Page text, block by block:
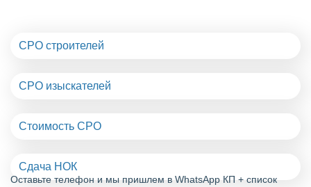
СРО строителей
СРО изыскателей
Стоимость СРО
Сдача НОК
Оставьте телефон и мы пришлем в WhatsApp КП + список